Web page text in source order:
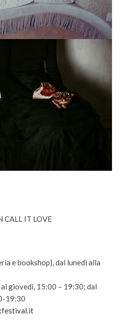
CALL IT LOVE
e bookshop), dal lunedì alla
giovedì, 15:00 – 19:30; dal
19:30